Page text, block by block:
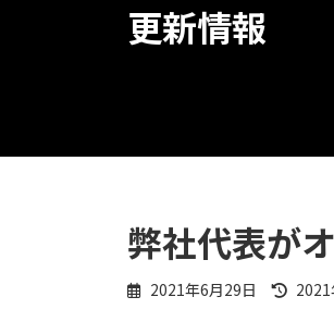
更新情報
弊社代表が
2021年6月29日
最